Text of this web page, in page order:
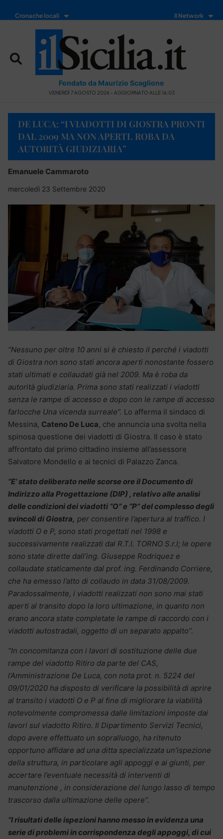
Cronache locali Il Network
Fondato da Maurizio Scaglione
VENERDÌ 7 AGOSTO 2026 - AGGIORNATO ALLE 16:03
DE LUCA: “I VIADOTTI DI GIOSTRA PRONTI
DAL 2009 MA NON APERTI. ROBA DA
AUTORITÀ GIUDIZIARIA”
Emanuele Cammaroto
mercoledì 23 Settembre 2020
“Nessuno per oltre 10 anni si è chiesto il perché i viadotti
di Giostra non sono stati ancora aperti nonostante fossero
stati ultimati e collaudati già nel 2009. Ma è roba da
autorità giudiziaria. Prima sono stati realizzati i viadotti
senza le rampe di accesso e dopo con le rampe di accesso
farlocche Una vicenda surreale”. Lo afferma il sindaco di
Messina, Cateno De Luca, che annuncia una svolta nella
spinosa questione dei viadotti di Giostra. Il caso è stato
affrontato dal primo cittadino insieme all’assessore
Salvatore Mondello e ai tecnici di Palazzo Zanca.
“E’ stato deliberato nelle scorse ore il Documento di
Indirizzo alla Progettazione (DIP) , relativo alle analisi
delle condizioni dei viadotti “O” e “P” del complesso degli
svincoli di Giostra, per consentire l’apertura al traffico. I
viadotti O e P, sono stati progettati nel 1998 e
successivamente realizzati dal R.T.I. TORNO S.r.l; le opere
sono state dirette dall’ing. Giuseppe Rodriquez e
collaudate staticamente dal prof. ing. Ferdinando Corriere,
che ha emesso l’atto di collaudo in data 31/08/2009.
Paradossalmente, i viadotti realizzati non sono mai stati
aperti al transito dopo la loro ultimazione, in quanto non
erano ancora state completate le rampe di raccordo con i
viadotti autostradali, oggetto di un separato appalto”.
“In concomitanza con i lavori di sostituzione delle due
rampe del viadotto Ritiro da parte del CAS,
l’Amministrazione De Luca, con nota prot. n. 5224 del
09/01/2020 ha disposto di verificare la possibilità di aprire
al transito i viadotti O e P al fine di migliorare la viabilità
notevolmente compromessa dalle limitazioni imposte dai
lavori sul viadotto Ritiro. Il Dipartimento Servizi Tecnici,
dopo avere effettuato un sopralluogo, ha ritenuto
opportuno affidare ad una ditta specializzata un’ispezione
della struttura, in particolare agli appoggi e ai giunti, per
accertare l’eventuale necessità di interventi di
manutenzione , in considerazione del lungo lasso di tempo
trascorso dalla ultimazione delle opere”.
“I risultati delle ispezioni hanno messo in evidenza una
serie di problemi in corrispondenza degli appoggi, di cui